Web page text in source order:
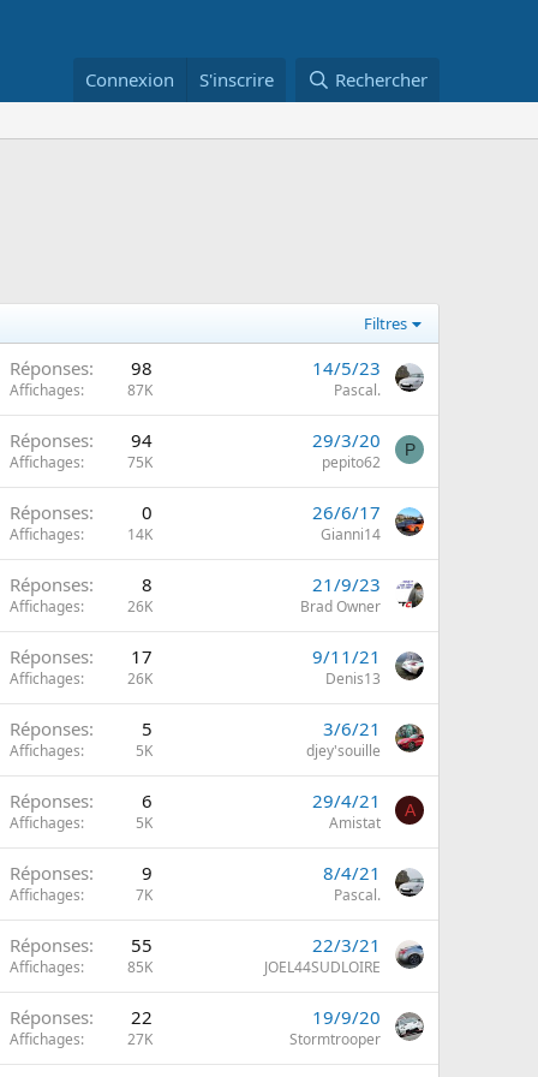
Connexion S'inscrire Rechercher
Filtres
Réponses 98
Affichages 87K
14/5/23
Pascal.
Réponses 94
Affichages 75K
29/3/20
pepito62
P
Réponses 0
Affichages 14K
26/6/17
Gianni14
Réponses 8
Affichages 26K
21/9/23
Brad Owner
Réponses 17
Affichages 26K
9/11/21
Denis13
Réponses 5
Affichages 5K
3/6/21
djey'souille
Réponses 6
Affichages 5K
29/4/21
Amistat
A
Réponses 9
Affichages 7K
8/4/21
Pascal.
Réponses 55
Affichages 85K
22/3/21
JOEL44SUDLOIRE
Réponses 22
Affichages 27K
19/9/20
Stormtrooper